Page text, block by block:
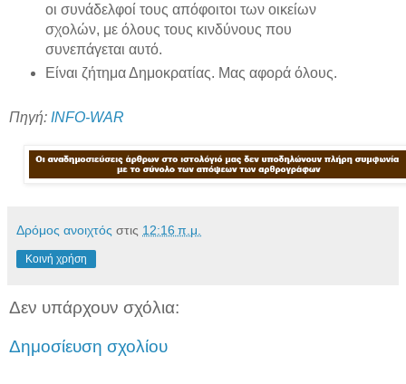
οι συνάδελφοί τους απόφοιτοι των οικείων
σχολών, με όλους τους κινδύνους που
συνεπάγεται αυτό.
Είναι ζήτημα Δημοκρατίας. Μας αφορά όλους.
Πηγή: INFO-WAR
Δρόμος ανοιχτός στις 12:16 π.μ.
Κοινή χρήση
Δεν υπάρχουν σχόλια:
Δημοσίευση σχολίου